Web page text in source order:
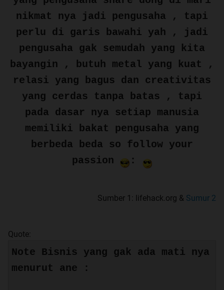
nikmat nya jadi pengusaha , tapi
perlu di garis bawahi yah , jadi
pengusaha gak semudah yang kita
bayangin , butuh metal yang kuat ,
relasi yang bagus dan creativitas
yang cerdas tanpa batas , tapi
pada dasar nya setiap manusia
memiliki bakat pengusaha yang
berbeda beda so follow your
passion
:
Sumber 1: lifehack.org & Sumur 2
Quote:
Note Bisnis yang gak ada mati nya
menurut ane :